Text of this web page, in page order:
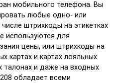
мобильного телефона. Вы
любые одно- или
штрихкоды на этикетках
используются для
цены, или штрихкоды на
картах и картах лояльных
талонах и даже на входных
обладает всеми